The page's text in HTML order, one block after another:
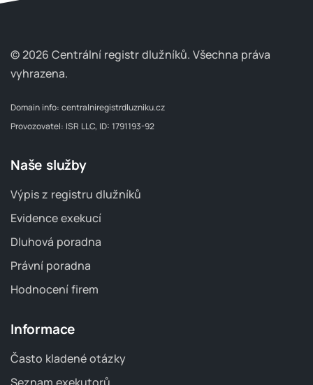
© 2026 Centrální registr dlužníků. Všechna práva
vyhrazena.
Domain info: centralniregistrdluzniku.cz
Provozovatel: ISR LLC, ID: 1791193-92
Naše služby
Výpis z registru dlužníků
Evidence exekucí
Dluhová poradna
Právní poradna
Hodnocení firem
Informace
Často kladené otázky